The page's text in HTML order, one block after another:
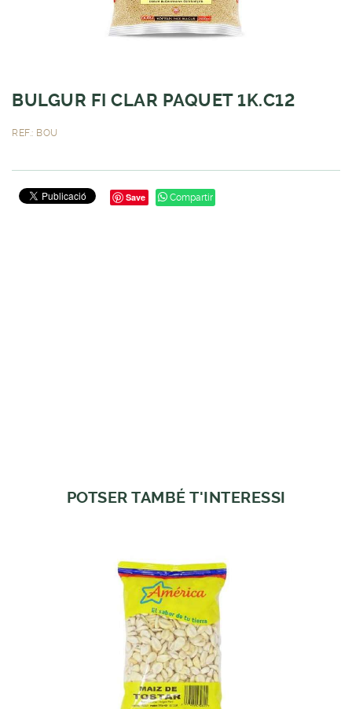
BULGUR FI CLAR PAQUET 1K.C12
REF.: BOU
Save Compartir
POTSER TAMBÉ T'INTERESSI